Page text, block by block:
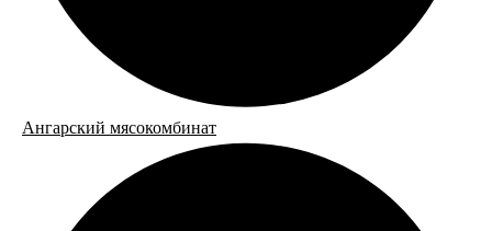
Ангарский мясокомбинат